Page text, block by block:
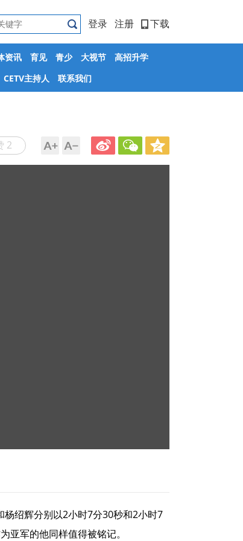
登录 注册 下载
资讯 育见 青少 大视节
高招升学
CETV主持人 联系我们
2
绍辉分别以2小时7分30秒和2小时7
军的他同样值得被铭记。